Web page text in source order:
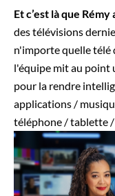
Et c’est là que Rémy
des télévisions
n'importe quelle télé
l'équipe mit au point
pour la rendre
applications /
téléphone / tablette